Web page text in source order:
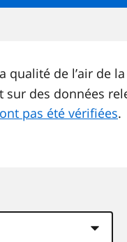
qualité de l’air de la
sur des données
pas été vérifiées.